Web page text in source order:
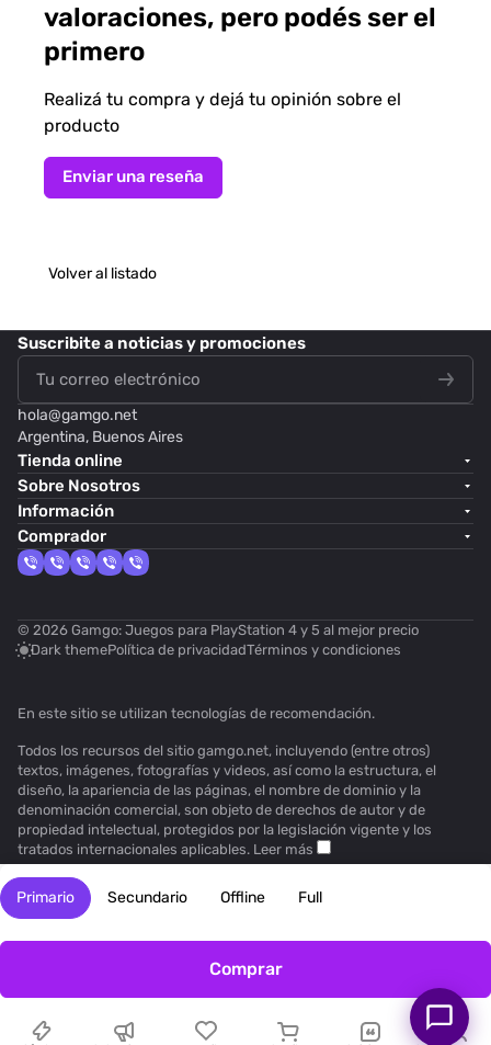
valoraciones, pero podés ser el
primero
Realizá tu compra y dejá tu opinión sobre el
producto
Enviar una reseña
Volver al listado
Primario Secundario Offline Full
Comprar
Suscribitea noticias y promociones
hola@gamgo.net
Argentina, Buenos Aires
Tienda online
Sobre Nosotros
Información
Comprador
© 2026 Gamgo: Juegos para PlayStation 4 y 5 al mejor precio
Dark themePolítica de privacidadTérminos y condiciones
En este sitio se utilizan tecnologías de recomendación.
Todos los recursos del sitio gamgo.net, incluyendo (entre otros)
textos, imágenes, fotografías y videos, así como la estructura, el
diseño, la apariencia de las páginas, el nombre de dominio y la
denominación comercial, son objeto de derechos de autor y de
propiedad intelectual, protegidos por la legislación vigente y los
tratados internacionales aplicables. Leer más